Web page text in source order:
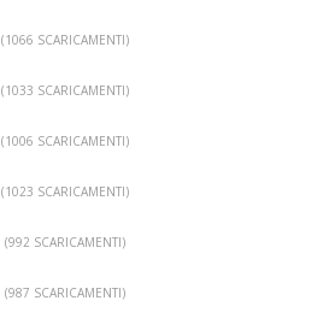
(1066 SCARICAMENTI)
(1033 SCARICAMENTI)
(1006 SCARICAMENTI)
(1023 SCARICAMENTI)
(992 SCARICAMENTI)
(987 SCARICAMENTI)